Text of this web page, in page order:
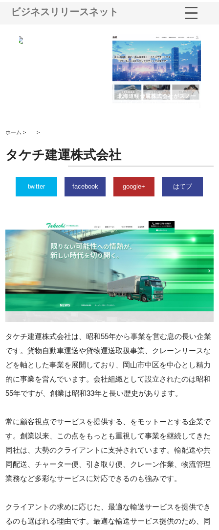
ビジネスリリースネット
北海道軽金属株式会社がスノー
ホーム > >
タケチ建運株式会社
twitter facebook google+ はてブ
タケチ建運株式会社は、昭和55年から事業を営む息の長い企業
です。貨物自動車運送や貨物運送取扱事業、クレーンリースな
どを軸とした事業を展開しており、岡山市中区を中心とし精力
的に事業を営んでいます。会社組織として設立されたのは昭和
55年ですが、創業は昭和33年と長い歴史があります。
常に顧客視点でサービスを提供する、をモットーとする企業で
す。創業以来、この点をもっとも重視して事業を継続してきた
同社は、大勢のクライアントに支持されています。輸配送や共
同配送、チャーター便、引き取り便、クレーン作業、物流管理
業務など多彩なサービスに対応できるのも強みです。
クライアントの求めに応じた、最適な輸送サービスを提供でき
るのも選ばれる理由です。最適な輸送サービス提供のため、同